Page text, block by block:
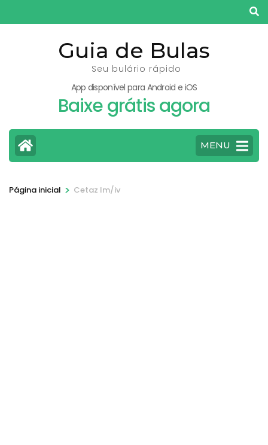
para
Guia de Bulas
Seu bulário rápido
App disponível para Android e iOS
Baixe grátis agora
MENU
Página inicial > Cetaz Im/iv